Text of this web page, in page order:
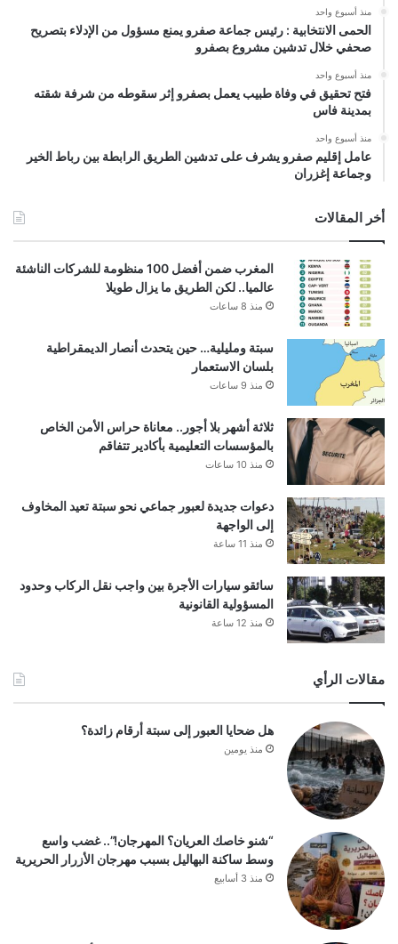
منذ أسبوع واحد
الحمى الانتخابية : رئيس جماعة صفرو يمنع مسؤول من الإدلاء بتصريح
صحفي خلال تدشين مشروع بصفرو
منذ أسبوع واحد
فتح تحقيق في وفاة طبيب يعمل بصفرو إثر سقوطه من شرفة شقته
بمدينة فاس
منذ أسبوع واحد
عامل إقليم صفرو يشرف على تدشين الطريق الرابطة بين رباط الخير
وجماعة إغزران
أخر المقالات
المغرب ضمن أفضل 100 منظومة للشركات الناشئة
عالميا.. لكن الطريق ما يزال طويلا
منذ 8 ساعات
سبتة ومليلية… حين يتحدث أنصار الديمقراطية
بلسان الاستعمار
منذ 9 ساعات
ثلاثة أشهر بلا أجور.. معاناة حراس الأمن الخاص
بالمؤسسات التعليمية بأكادير تتفاقم
منذ 10 ساعات
دعوات جديدة لعبور جماعي نحو سبتة تعيد المخاوف
إلى الواجهة
منذ 11 ساعة
سائقو سيارات الأجرة بين واجب نقل الركاب وحدود
المسؤولية القانونية
منذ 12 ساعة
مقالات الرأي
هل ضحايا العبور إلى سبتة أرقام زائدة؟
منذ يومين
“شنو خاصك العريان؟ المهرجان!”.. غضب واسع
وسط ساكنة البهاليل بسبب مهرجان الأزرار الحريرية
منذ 3 أسابيع